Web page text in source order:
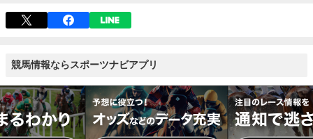
競馬情報ならスポーツナビアプリ